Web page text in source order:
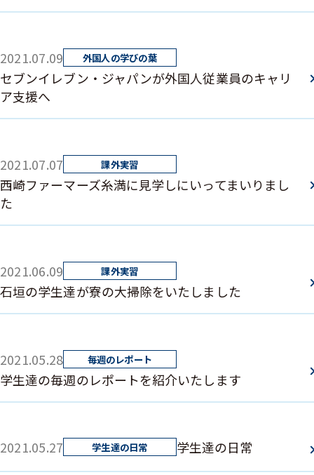
2021.07.09
セブンイレブン・ジャパンが外国人従業員のキャリ
ア支援へ
2021.07.07
西崎ファーマーズ糸満に見学しにいってまいりまし
た
2021.06.09
石垣の学生達が寮の大掃除をいたしました
2021.05.28
学生達の毎週のレポートを紹介いたします
2021.05.27 学生達の日常